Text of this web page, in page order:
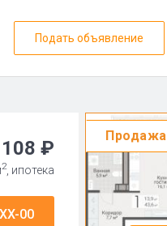
Подать объявление
₽
2, ипотека
00
Продажа